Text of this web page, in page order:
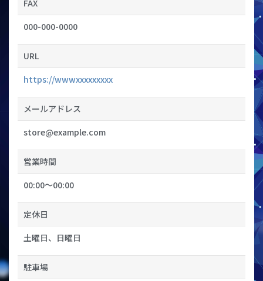
FAX
000-000-0000
URL
https://wwwxxxxxxxxx
メールアドレス
store@example.com
営業時間
00:00〜00:00
定休日
土曜日、日曜日
駐車場